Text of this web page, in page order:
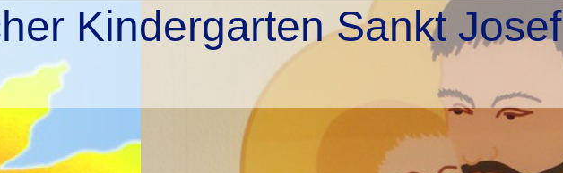
Kindergarten Sankt Josef